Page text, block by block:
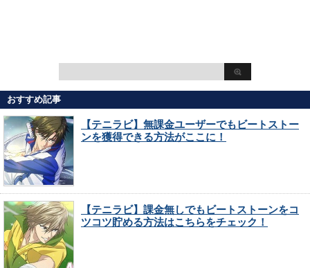
おすすめ記事
【テニラビ】無課金ユーザーでもビートストー
ンを獲得できる方法がここに！
【テニラビ】課金無しでもビートストーンをコ
ツコツ貯める方法はこちらをチェック！